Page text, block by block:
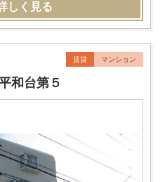
しく見る
賃貸 マンション
和台第５